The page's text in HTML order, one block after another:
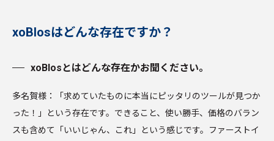
xoBlosはどんな存在ですか？
xoBlosとはどんな存在かお聞ください。
多名賀様：「求めていたものに本当にピッタリのツールが見つか
った！」という存在です。できること、使い勝手、価格のバラン
スも含めて「いいじゃん、これ」という感じです。ファーストイ